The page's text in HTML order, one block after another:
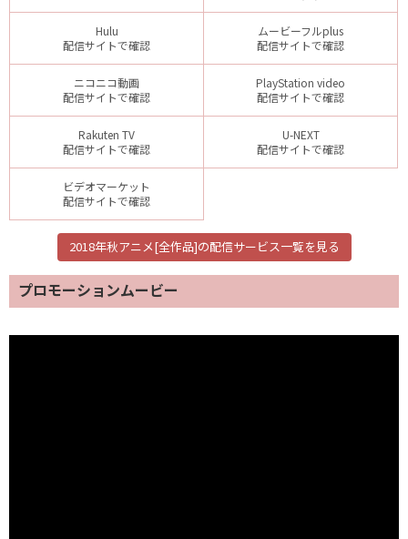
Hulu
配信サイトで確認
ムービーフルplus
配信サイトで確認
ニコニコ動画
配信サイトで確認
PlayStation video
配信サイトで確認
Rakuten TV
配信サイトで確認
U-NEXT
配信サイトで確認
ビデオマーケット
配信サイトで確認
2018年秋アニメ[全作品]の配信サービス一覧を見る
プロモーションムービー